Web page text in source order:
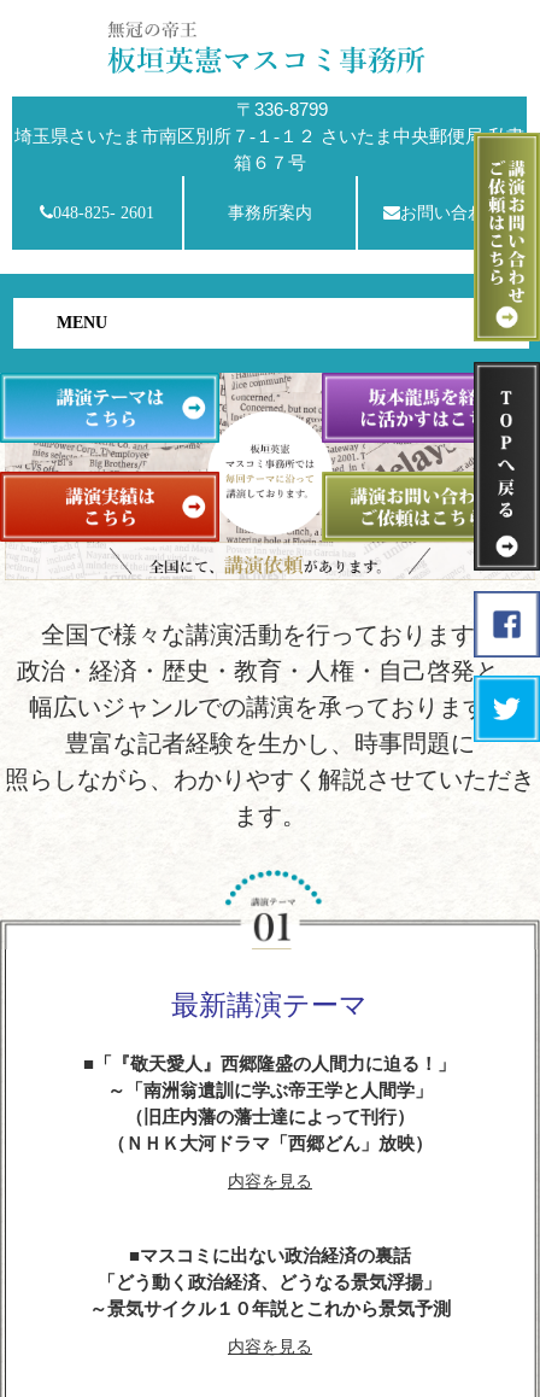
〒336-8799
埼玉県さいたま市南区別所７-１-１２ さいたま中央郵便局 私書
箱６７号
048-825- 2601 事務所案内 お問い合わせ
MENU
全国で様々な講演活動を行っております。
政治・経済・歴史・教育・人権・自己啓発と、
幅広いジャンルでの講演を承っております。
豊富な記者経験を生かし、時事問題に
照らしながら、わかりやすく解説させていただき
ます。
最新講演テーマ
「『敬天愛人』西郷隆盛の人間力に迫る！」
～「南洲翁遺訓に学ぶ帝王学と人間学」
（旧庄内藩の藩士達によって刊行）
（ＮＨＫ大河ドラマ「西郷どん」放映）
内容を見る
マスコミに出ない政治経済の裏話
「どう動く政治経済、どうなる景気浮揚」
～景気サイクル１０年説とこれから景気予測
内容を見る